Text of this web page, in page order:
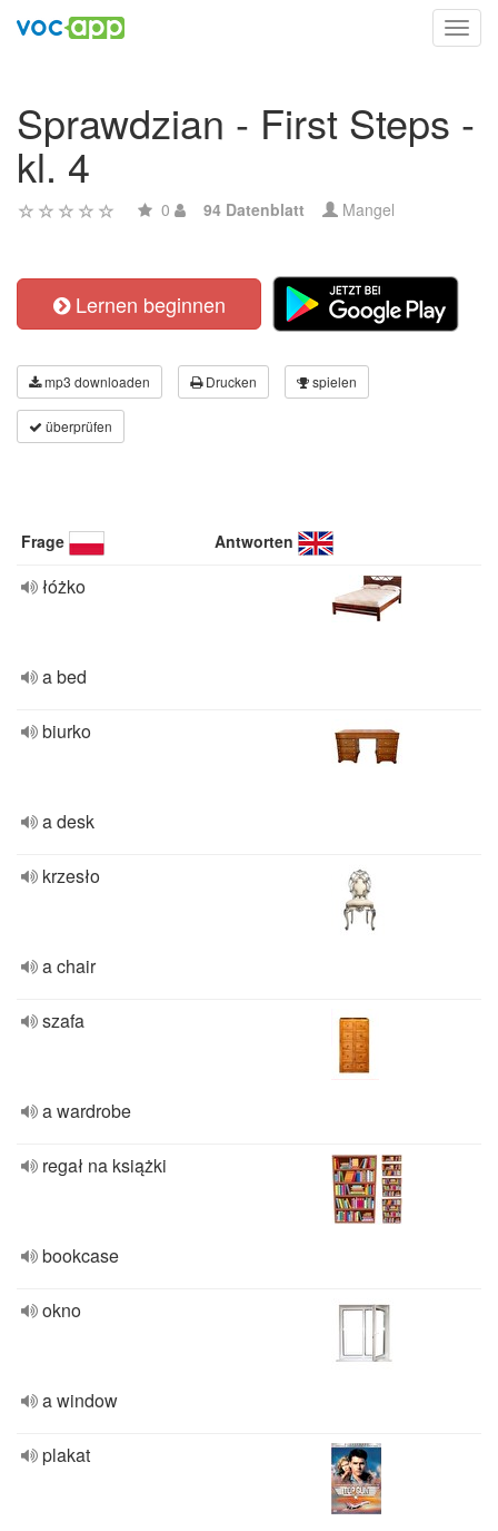
Sprawdzian - First Steps -
kl. 4
0 94 Datenblatt Mangel
Lernen beginnen
mp3 downloaden Drucken spielen
überprüfen
Frage Antworten
łóżko
a bed
biurko
a desk
krzesło
a chair
szafa
a wardrobe
regał na książki
bookcase
okno
a window
plakat